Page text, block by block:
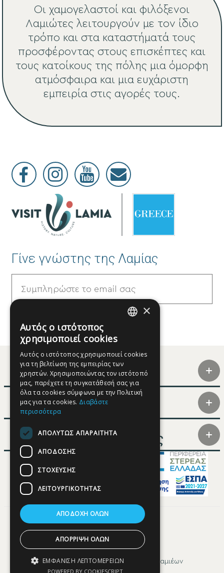
Οι χαμογελαστοί και φιλόξενοι
Λαμιώτες λειτουργούν με τον ίδιο
τρόπο και στα καταστήματά τους
προσφέροντας στους επισκέπτες και
τους κατοίκους της πόλης μια όμορφη
ατμόσφαιρα και μια ευχάριστη
εμπειρία στις αγορές τους.
Γίνε γνώστης της Λαμίας
Επικοινωνία
Σχετικά
Συμμετέχοντες
© Copyright DMS Λαμίας / Δήμος Λαμιέων
GREEK
FRENCH
GERMAN
×
Αυτός ο ιστότοπος
χρησιμοποιεί cookies
Αυτός ο ιστότοπος χρησιμοποιεί cookies
για τη βελτίωση της εμπειρίας των
χρηστών. Χρησιμοποιώντας τον ιστότοπό
μας, παρέχετε τη συγκατάθεσή σας για
όλα τα cookies σύμφωνα με την Πολιτική
μας για τα cookies. Διαβάστε
περισσότερα
ΑΠΟΛΎΤΩΣ ΑΠΑΡΑΊΤΗΤΑ
ΑΠΌΔΟΣΗΣ
ΣΤΌΧΕΥΣΗΣ
ΛΕΙΤΟΥΡΓΙΚΌΤΗΤΑΣ
ΑΠΟΔΟΧΉ ΌΛΩΝ
ΑΠΌΡΡΙΨΗ ΌΛΩΝ
ΕΜΦΆΝΙΣΗ ΛΕΠΤΟΜΕΡΕΙΏΝ
POWERED BY COOKIESCRIPT